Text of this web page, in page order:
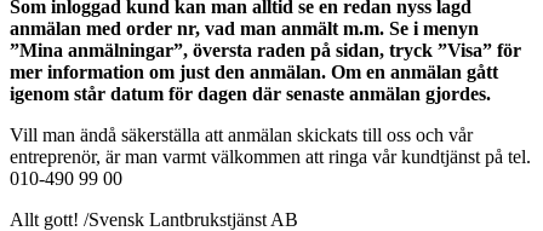
Som inloggad kund kan man alltid se en redan nyss lagd
anmälan med order nr, vad man anmält m.m. Se i menyn
”Mina anmälningar”, översta raden på sidan, tryck ”Visa” för
mer information om just den anmälan. Om en anmälan gått
igenom står datum för dagen där senaste anmälan gjordes.
Vill man ändå säkerställa att anmälan skickats till oss och vår
entreprenör, är man varmt välkommen att ringa vår kundtjänst på tel.
010-490 99 00
Allt gott! /Svensk Lantbrukstjänst AB